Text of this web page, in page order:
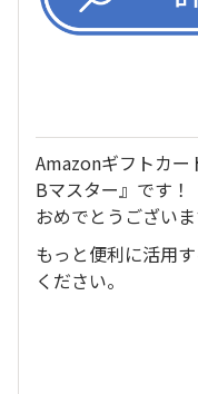
Amazonギフトカー
Bマスター』です！
おめでとうございま
もっと便利に活用
ください。